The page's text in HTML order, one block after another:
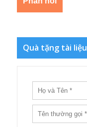
Quà tặng tài liệu